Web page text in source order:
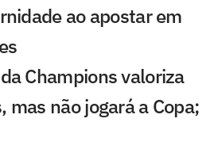
ao apostar em
Champions valoriza
mas não jogará a Copa;